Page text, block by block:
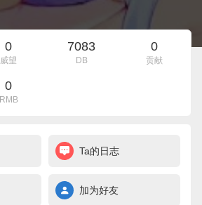
0
威望
7083
DB
0
贡献
0
RMB
Ta的日志
加为好友